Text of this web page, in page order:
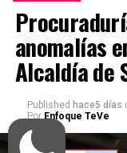
anomalías
Alcaldía de
Published hace5 días
Por Enfoque TeVe